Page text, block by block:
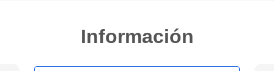
Información